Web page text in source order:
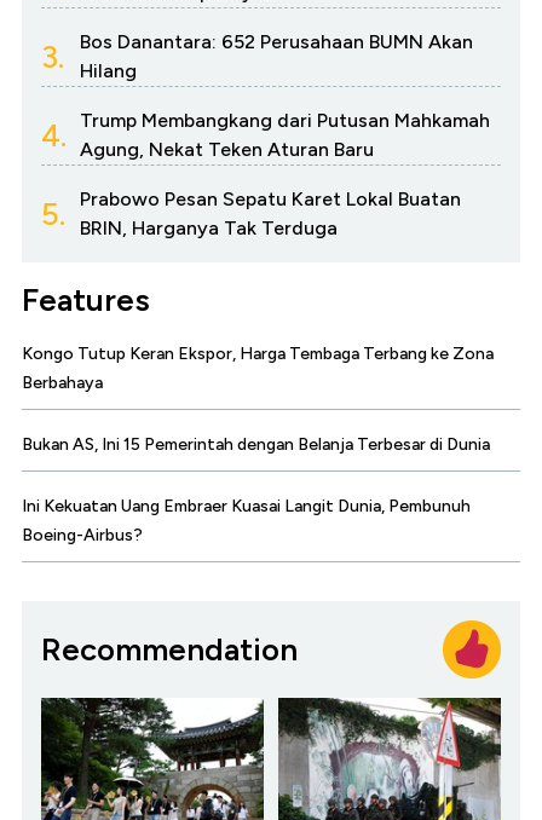
3.
Bos Danantara: 652 Perusahaan BUMN Akan
Hilang
4.
Trump Membangkang dari Putusan Mahkamah
Agung, Nekat Teken Aturan Baru
5.
Prabowo Pesan Sepatu Karet Lokal Buatan
BRIN, Harganya Tak Terduga
Features
Kongo Tutup Keran Ekspor, Harga Tembaga Terbang ke Zona
Berbahaya
Bukan AS, Ini 15 Pemerintah dengan Belanja Terbesar di Dunia
Ini Kekuatan Uang Embraer Kuasai Langit Dunia, Pembunuh
Boeing-Airbus?
Recommendation